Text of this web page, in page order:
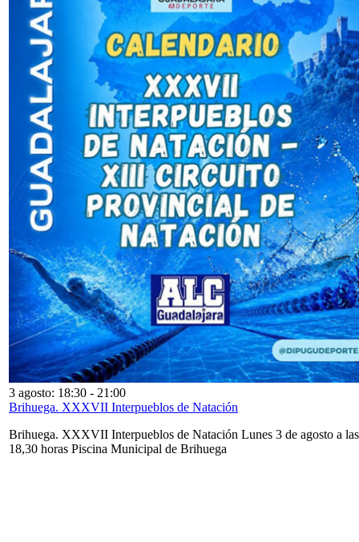
3 agosto: 18:30 - 21:00
Brihuega. XXXVII Interpueblos de Natación
Brihuega. XXXVII Interpueblos de Natación Lunes 3 de agosto a las
18,30 horas Piscina Municipal de Brihuega